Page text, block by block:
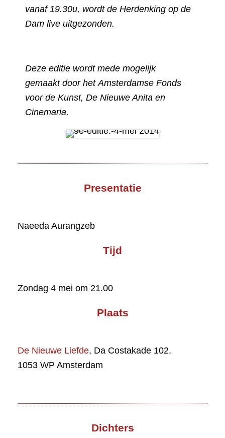
vanaf 19.30u, wordt de Herdenking op de
Dam live uitgezonden.
Deze editie wordt mede mogelijk
gemaakt door het Amsterdamse Fonds
voor de Kunst, De Nieuwe Anita en
Cinemaria.
Presentatie
Naeeda Aurangzeb
Tijd
Zondag 4 mei om 21.00
Plaats
De Nieuwe Liefde, Da Costakade 102,
1053 WP Amsterdam
Dichters